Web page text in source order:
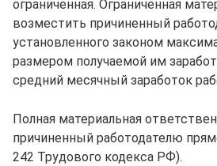
ограниченная. Ограниченная
возместить причиненный
установленного законом
размером получаемой им
средний месячный заработок
Полная материальная
причиненный работодателю
242 Трудового кодекса РФ).